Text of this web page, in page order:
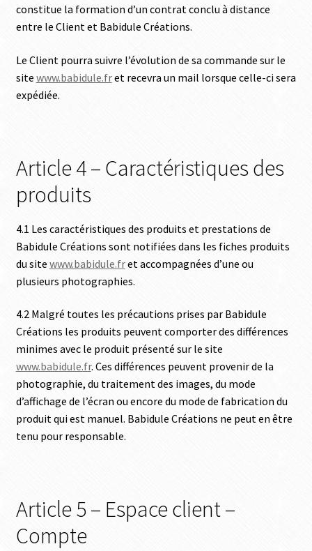
constitue la formation d’un contrat conclu à distance
entre le Client et Babidule Créations.
Le Client pourra suivre l’évolution de sa commande sur le
site www.babidule.fret recevra un mail lorsque celle-ci sera
expédiée.
Article 4 – Caractéristiques des
produits
4.1 Les caractéristiques des produits et prestations de
Babidule Créations sont notifiées dans les fiches produits
du site www.babidule.fret accompagnées d’une ou
plusieurs photographies.
4.2 Malgré toutes les précautions prises par Babidule
Créations les produits peuvent comporter des différences
minimes avec le produit présenté sur le site
www.babidule.fr. Ces différences peuvent provenir de la
photographie, du traitement des images, du mode
d’affichage de l’écran ou encore du mode de fabrication du
produit qui est manuel. Babidule Créations ne peut en être
tenu pour responsable.
Article 5 – Espace client –
Compte